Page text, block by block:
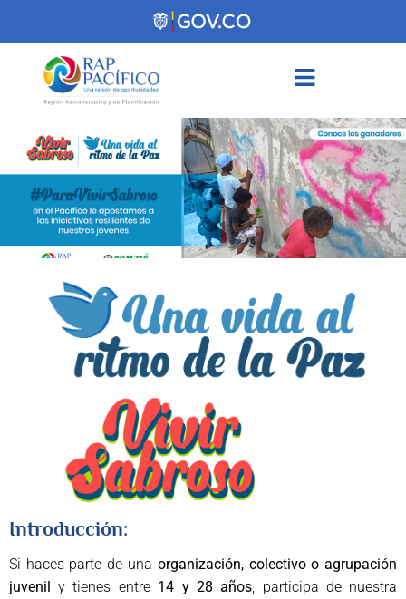
Introducción:
Si haces parte de una organización, colectivo o agrupación
juvenil y tienes entre 14 y 28 años , participa de nuestra